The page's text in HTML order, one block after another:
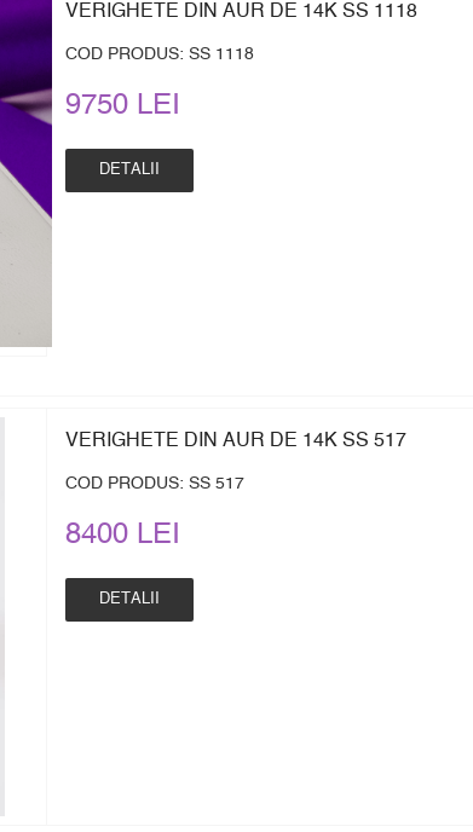
VERIGHETE DIN AUR DE 14K SS 1118
COD PRODUS: SS 1118
9750 LEI
DETALII
VERIGHETE DIN AUR DE 14K SS 517
COD PRODUS: SS 517
8400 LEI
DETALII